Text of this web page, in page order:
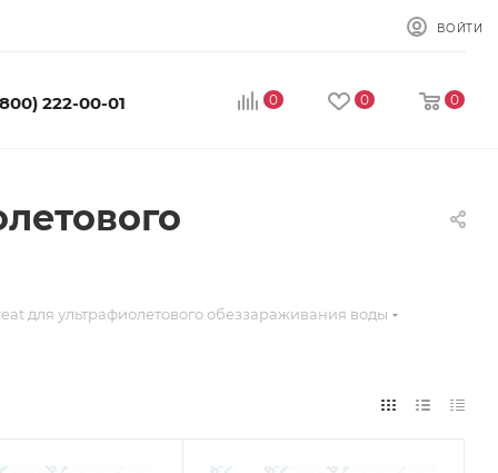
ВОЙТИ
222-00-01 0 0 0
для ультрафиолетового обеззараживания воды